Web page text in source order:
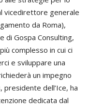
vicedirettore generale
da Roma),
di Gospa Consulting,
complesso in cui ci
e sviluppare una
un impegno
, presidente dell’Ice, ha
dedicata dal